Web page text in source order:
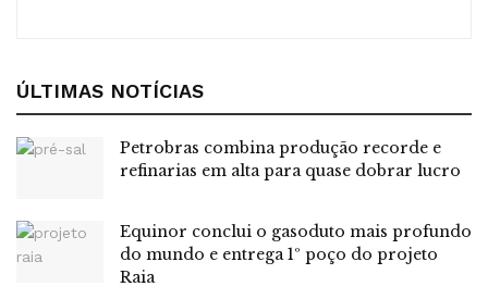
trimestre
projetos e acelera nova fase do setor
Consumo de energia elétrica sobe pelo
“A cultura organizacional, que equilibra entre seus
principais Valores o foco no cliente, a ênfase nas pessoas,
ÚLTIMAS NOTÍCIAS
Petrobras combina produção recorde e
refinarias em alta para quase dobrar lucro
Equinor conclui o gasoduto mais profundo
do mundo e entrega 1º poço do projeto
Raia